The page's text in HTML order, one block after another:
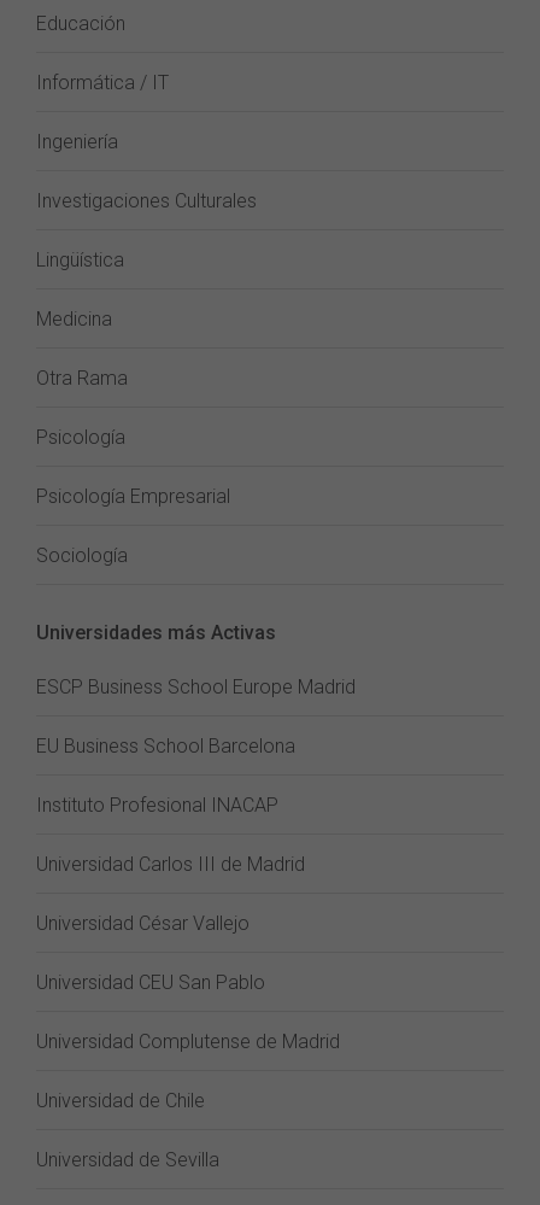
Educación
Informática / IT
Ingeniería
Investigaciones Culturales
Lingüística
Medicina
Otra Rama
Psicología
Psicología Empresarial
Sociología
Universidades más Activas
ESCP Business School Europe Madrid
EU Business School Barcelona
Instituto Profesional INACAP
Universidad Carlos III de Madrid
Universidad César Vallejo
Universidad CEU San Pablo
Universidad Complutense de Madrid
Universidad de Chile
Universidad de Sevilla